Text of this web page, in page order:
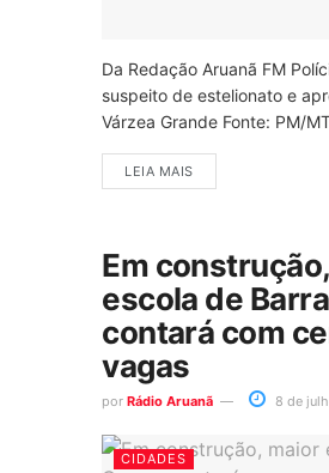
Da Redação Aruanã FM
suspeito de estelionato e
Várzea Grande Fonte: PM/
LEIA MAIS
Em
escola de
contará com
vagas
por Rádio Aruanã 8 de
CIDADES